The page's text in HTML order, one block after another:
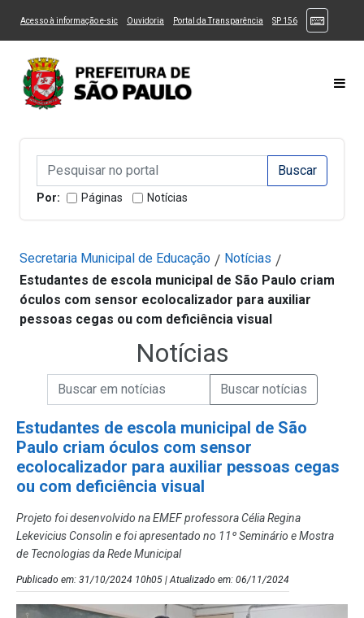
Ir ao Conteúdo Ir para menu principal Ir para busca 3
Alternar Alto Contraste
Acesso à informação e-sic(Link para um novo sítio)
Ouvidoria (Link para um novo sítio)
Portal da Transparência (Link para um novo sítio)
SP 156(Link para um
Campo de Busca de informações
Campo de Busca de informações Enviar a Busca
Por: Páginas Notícias
Secretaria Municipal de Educação / Notícias /
Estudantes de escola municipal de São Paulo criam
óculos com sensor ecolocalizador para auxiliar
pessoas cegas ou com deficiência visual
Notícias
Campo de Busca de Notícias
Campo de Busca de informaçõesEnviar a Busca de Notícias
Estudantes de escola municipal de São
Paulo criam óculos com sensor
ecolocalizador para auxiliar pessoas cegas
ou com deficiência visual
Projeto foi desenvolvido na EMEF professora Célia Regina
Lekevicius Consolin e foi apresentado no 11º Seminário e Mostra
de Tecnologias da Rede Municipal
Publicado em: 31/10/2024 10h05 | Atualizado em: 06/11/2024